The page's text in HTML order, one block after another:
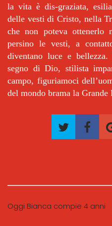
la vita è dis-graziata,
delle vesti di Cristo, nella
che non poteva ottenerlo
persino le vesti, a
diventano luce e
segno di Dio, stilista
campo, figuriamoci
del mondo brama la Grande
Oggi Bianca compie 4 anni